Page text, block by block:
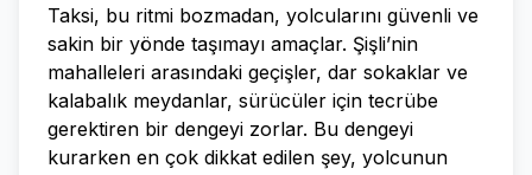
Taksi, bu ritmi bozmadan, yolcularını güvenli ve
sakin bir yönde taşımayı amaçlar. Şişli’nin
mahalleleri arasındaki geçişler, dar sokaklar ve
kalabalık meydanlar, sürücüler için tecrübe
gerektiren bir dengeyi zorlar. Bu dengeyi
kurarken en çok dikkat edilen şey, yolcunun